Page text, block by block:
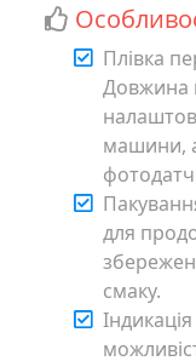
Плівка
Довжина
машини,
для
смаку.